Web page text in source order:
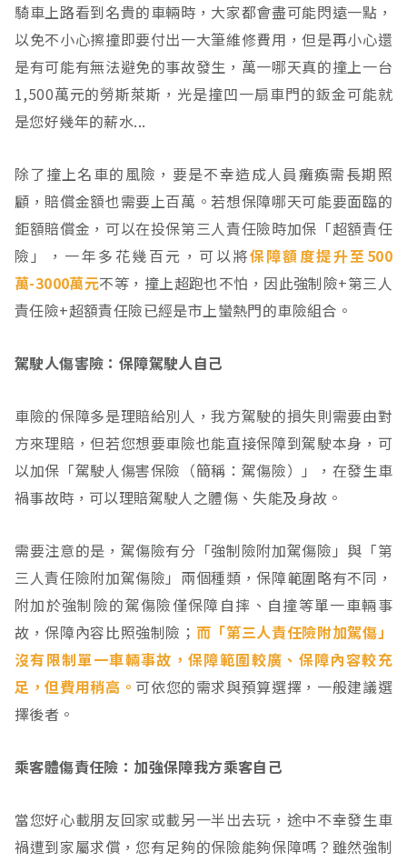
騎車上路看到名貴的車輛時，大家都會盡可能閃遠一點，
以免不小心擦撞即要付出一大筆維修費用，但是再小心還
是有可能有無法避免的事故發生，萬一哪天真的撞上一台
1,500萬元的勞斯萊斯，光是撞凹一扇車門的鈑金可能就
是您好幾年的薪水...
除了撞上名車的風險，要是不幸造成人員癱瘓需長期照
顧，賠償金額也需要上百萬。若想保障哪天可能要面臨的
鉅額賠償金，可以在投保第三人責任險時加保「超額責任
險」，一年多花幾百元，可以將保障額度提升至500
萬-3000萬元不等，撞上超跑也不怕，因此強制險+第三人
責任險+超額責任險已經是市上蠻熱門的車險組合。
駕駛人傷害險：保障駕駛人自己
車險的保障多是理賠給別人，我方駕駛的損失則需要由對
方來理賠，但若您想要車險也能直接保障到駕駛本身，可
以加保「駕駛人傷害保險（簡稱：駕傷險）」，在發生車
禍事故時，可以理賠駕駛人之體傷、失能及身故。
需要注意的是，駕傷險有分「強制險附加駕傷險」與「第
三人責任險附加駕傷險」兩個種類，保障範圍略有不同，
附加於強制險的駕傷險僅保障自摔、自撞等單一車輛事
故，保障內容比照強制險； 而「第三人責任險附加駕傷」
沒有限制單一車輛事故，保障範圍較廣、保障內容較充
足，但費用稍高。 可依您的需求與預算選擇，一般建議選
擇後者。
乘客體傷責任險：加強保障我方乘客自己
當您好心載朋友回家或載另一半出去玩，途中不幸發生車
禍遭到家屬求償，您有足夠的保險能夠保障嗎？雖然強制